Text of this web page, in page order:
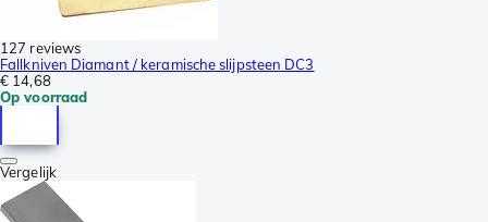
127 reviews
Fallkniven Diamant / keramische slijpsteen DC3
€ 14,68
Op voorraad
Vergelijk